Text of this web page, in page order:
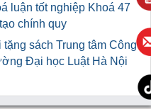
luận tốt nghiệp Khoá 47
chính quy
sách Trung tâm Công
Đại học Luật Hà Nội